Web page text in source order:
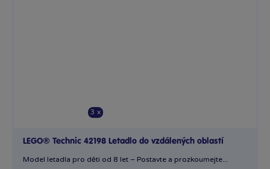
3 x
LEGO® Technic 42198 Letadlo do vzdálených oblastí
Model letadla pro děti od 8 let – Postavte a prozkoumejte...